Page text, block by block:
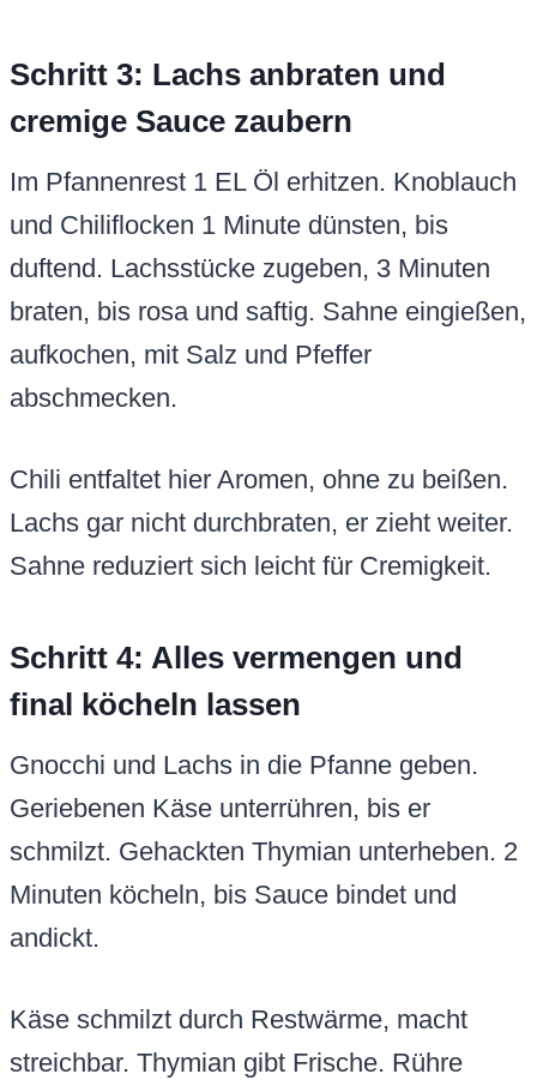
Schritt 3: Lachs anbraten und
cremige Sauce zaubern
Im Pfannenrest 1 EL Öl erhitzen. Knoblauch
und Chiliflocken 1 Minute dünsten, bis
duftend. Lachsstücke zugeben, 3 Minuten
braten, bis rosa und saftig. Sahne eingießen,
aufkochen, mit Salz und Pfeffer
abschmecken.
Chili entfaltet hier Aromen, ohne zu beißen.
Lachs gar nicht durchbraten, er zieht weiter.
Sahne reduziert sich leicht für Cremigkeit.
Schritt 4: Alles vermengen und
final köcheln lassen
Gnocchi und Lachs in die Pfanne geben.
Geriebenen Käse unterrühren, bis er
schmilzt. Gehackten Thymian unterheben. 2
Minuten köcheln, bis Sauce bindet und
andickt.
Käse schmilzt durch Restwärme, macht
streichbar. Thymian gibt Frische. Rühre